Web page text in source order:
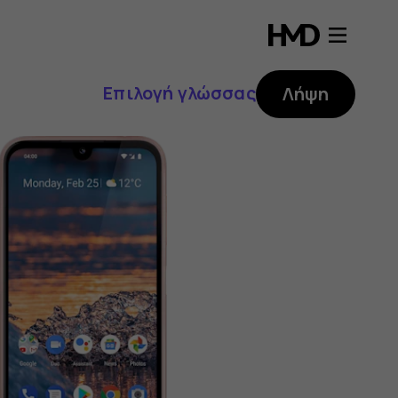
Επιλογή γλώσσας Λήψη